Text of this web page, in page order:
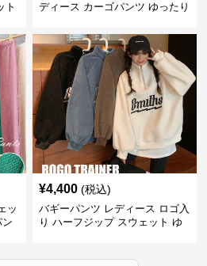
ト
ディース カーゴパンツ ゆったり
ッ
ン
¥4,400 (税込)
バギーパンツ レディース ロゴ入
り ハーフジップ スウェット ゆ